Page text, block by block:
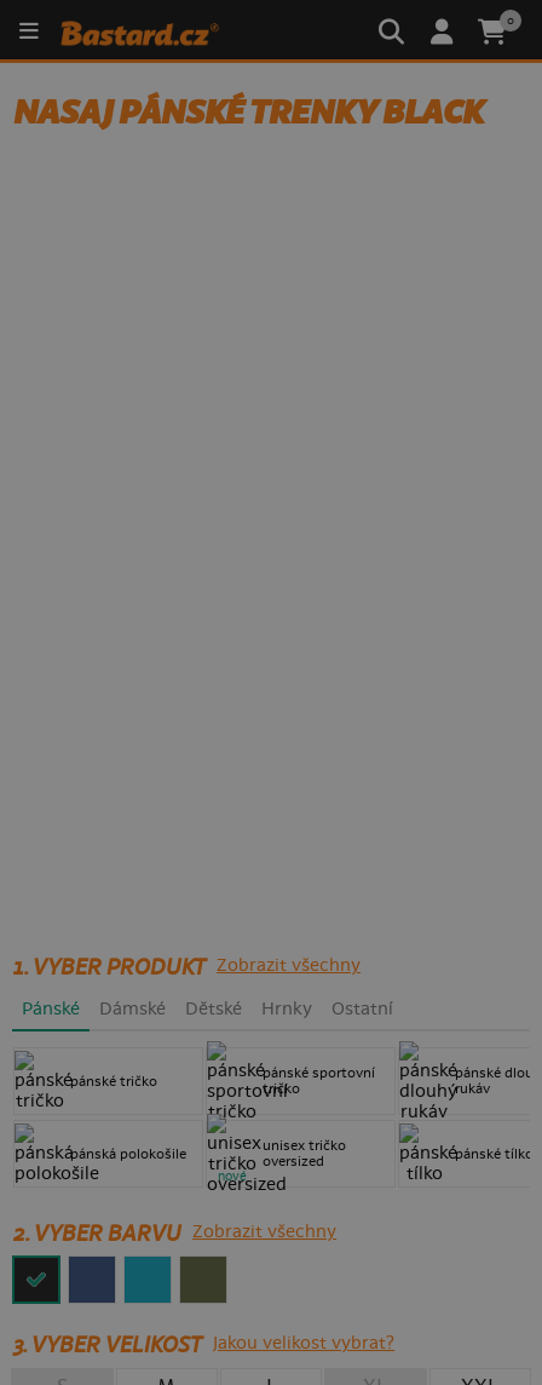
0
NASAJ PÁNSKÉ TRENKY BLACK
1. VYBER PRODUKT Zobrazit všechny
Pánské Dámské Dětské Hrnky Ostatní
pánské tričko
pánská polokošile
pánské sportovní
tričko
unisex tričko
oversized
nové
pánské
rukáv
pánské tílko
2. VYBER BARVU Zobrazit všechny
3.VYBER VELIKOST Jakou velikost vybrat?